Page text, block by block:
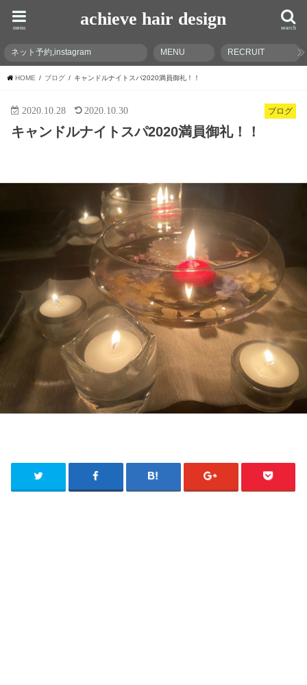
achieve hair design search
menu
ネット予約,instagram MENU RECRUIT
HOME ブログ キャンドルナイトスパ2020満員御礼！！
ブログ
2020.10.28 2020.10.30
キャンドルナイトスパ2020満員御礼！！